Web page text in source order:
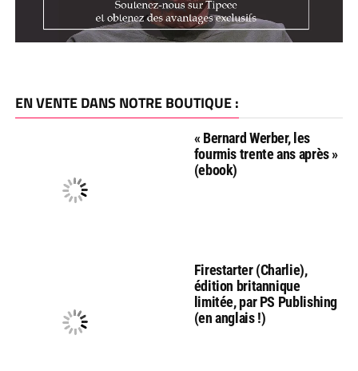
EN VENTE DANS NOTRE BOUTIQUE :
« Bernard Werber, les
fourmis trente ans après »
(ebook)
Firestarter (Charlie),
édition britannique
limitée, par PS Publishing
(en anglais !)